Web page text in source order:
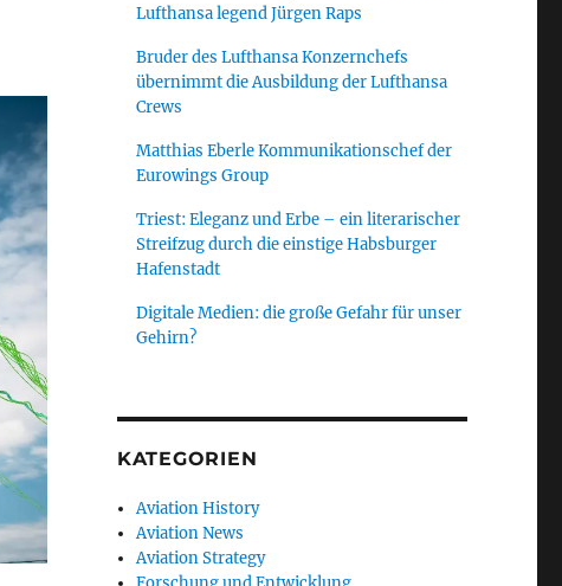
Lufthansa legend Jürgen Raps
Bruder des Lufthansa Konzernchefs
übernimmt die Ausbildung der Lufthansa
Crews
Matthias Eberle Kommunikationschef der
Eurowings Group
Triest: Eleganz und Erbe – ein literarischer
Streifzug durch die einstige Habsburger
Hafenstadt
Digitale Medien: die große Gefahr für unser
Gehirn?
KATEGORIEN
Aviation History
Aviation News
Aviation Strategy